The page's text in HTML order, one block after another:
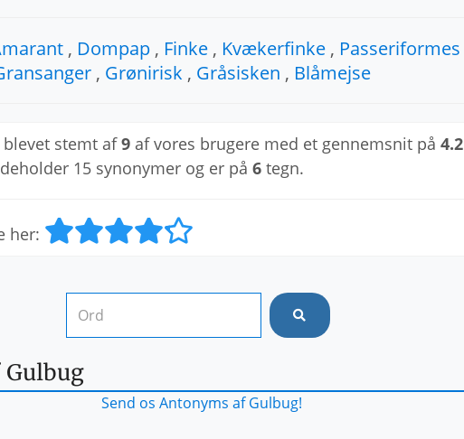
, Dompap , Finke , Kvækerfinke , Passeriformes
, Grønirisk , Gråsisken , Blåmejse
blevet stemt af9 af vores brugere med et gennemsnit på 4.2
15 synonymer og er på 6 tegn.
her:
Send os Antonyms af Gulbug!